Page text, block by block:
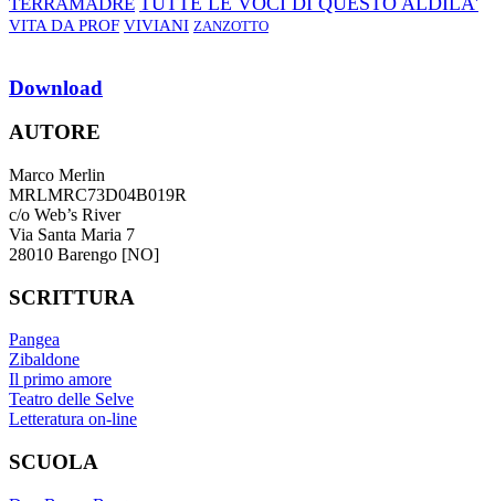
VITA DA PROF VIVIANI ZANZOTTO
Download
AUTORE
Marco Merlin
MRLMRC73D04B019R
c/o Web’s River
Via Santa Maria 7
28010 Barengo [NO]
SCRITTURA
Pangea
Zibaldone
Il primo amore
Teatro delle Selve
Letteratura on-line
SCUOLA